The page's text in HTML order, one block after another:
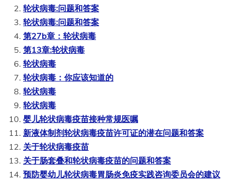
轮状病毒:问题和答案
轮状病毒:问题和答案
第27b章：轮状病毒
第13章:轮状病毒
轮状病毒
轮状病毒：你应该知道的
轮状病毒
轮状病毒
婴儿轮状病毒疫苗接种常规医嘱
新液体制剂轮状病毒疫苗许可证的潜在问题和答案
关于轮状病毒疫苗
关于肠套叠和轮状病毒疫苗的问题和答案
预防婴幼儿轮状病毒胃肠炎免疫实践咨询委员会的建议